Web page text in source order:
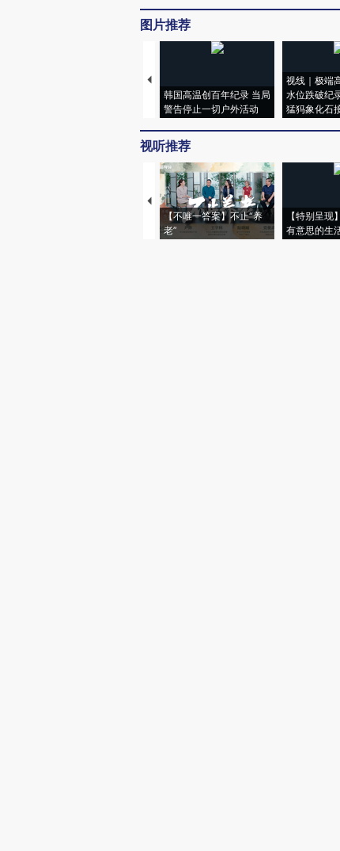
图片推荐
韩国高温创百年纪录 当局
警告停止一切户外活动
视线｜极端
水位跌破纪
猛犸象化石
视听推荐
【不唯一答案】不止“养
老”
【特别呈
有意思的生